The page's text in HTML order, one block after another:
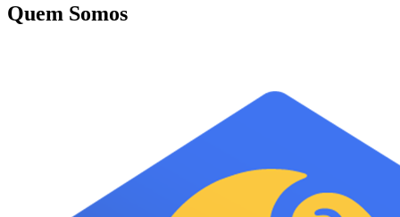
Quem Somos